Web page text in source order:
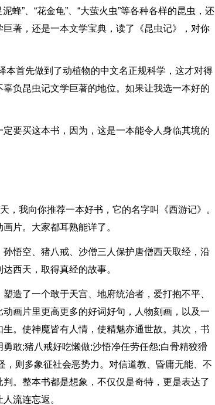
蜂”、“花金龟”、“大萤火虫”等各种各样的昆虫，还
著，还是一本文学宝典，读了《昆虫记》，对你
本首先做到了动植物的中文名正规科学，这才对得
负昆虫记文学巨著的地位。如果让我选一本好的
要买这本书，因为，这是一本能令人身临其境的
，我向你推荐一本好书，它的名字叫《西游记》。
片。大家都耳熟能详了。
悟空、猪八戒、沙僧三人保护唐僧西天取经，沿
西天，取得真经的故事。
造了一个敢于天宫、地府统治者，爱打抱不平、
画片里更高更多的好词好句，人物刻画，以及一
。使神魔皆有人情，使精魅亦通世故。其次，书
敢;猪八戒好吃懒做;沙悟净任劳任怨;白骨精狡猾
则多象征社会恶势力。对信道教、昏庸无能、不
。整本书都是想象，不仅仅是奇特，更是表达了
流连忘返。